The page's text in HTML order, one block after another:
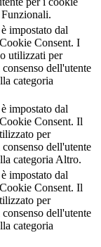
impostato dal
Consent. I
utilizzati per
dell'utente
categoria
impostato dal
Consent. Il
per
dell'utente
categoria Altro.
impostato dal
Consent. Il
per
dell'utente
categoria